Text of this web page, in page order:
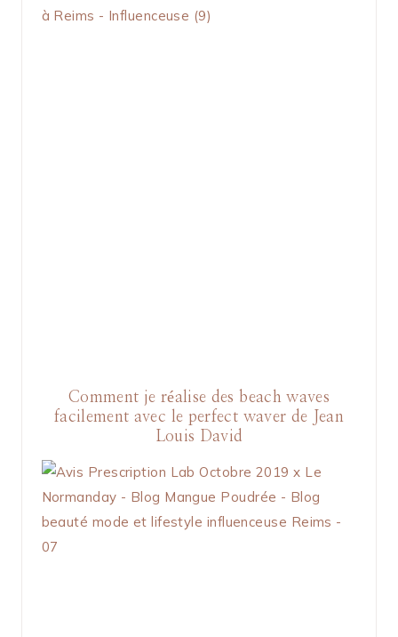
Comment je réalise des beach waves
facilement avec le perfect waver de Jean
Louis David